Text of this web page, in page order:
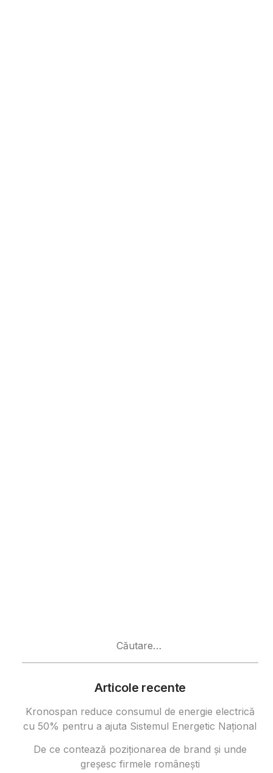
Articole recente
Kronospan reduce consumul de energie electrică
cu 50% pentru a ajuta Sistemul Energetic Național
De ce contează poziționarea de brand și unde
greșesc firmele românești